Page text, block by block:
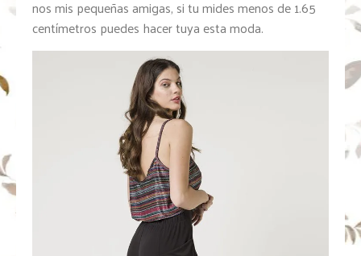
nos mis pequeñas amigas, si tu mides menos de 1.65
centímetros puedes hacer tuya esta moda.